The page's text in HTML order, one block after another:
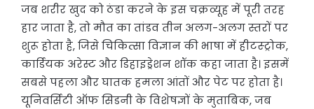
जब शरीर खुद को ठंडा करने के इस चक्रव्यूह में पूरी तरह
हार जाता है, तो मौत का तांडव तीन अलग-अलग स्तरों पर
शुरू होता है, जिसे चिकित्सा विज्ञान की भाषा में हीटस्ट्रोक,
कार्डियक अरेस्ट और डिहाइड्रेशन शॉक कहा जाता है। इसमें
सबसे पहला और घातक हमला आंतों और पेट पर होता है।
यूनिवर्सिटी ऑफ सिडनी के विशेषज्ञों के मुताबिक, जब